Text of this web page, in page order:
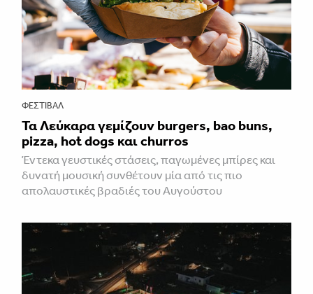
ΦΕΣΤΙΒΑΛ
Τα Λεύκαρα γεμίζουν burgers, bao buns,
pizza, hot dogs και churros
Έντεκα γευστικές στάσεις, παγωμένες μπίρες και
δυνατή μουσική συνθέτουν μία από τις πιο
απολαυστικές βραδιές του Αυγούστου